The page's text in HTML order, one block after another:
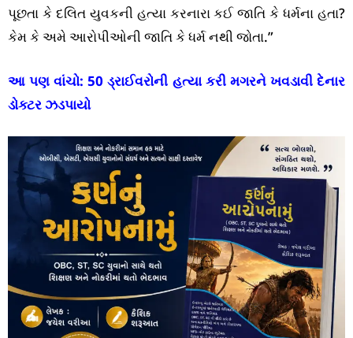
પૂછતા કે દલિત યુવકની હત્યા કરનારા કઈ જાતિ કે ધર્મના હતા?
કેમ કે અમે આરોપીઓની જાતિ કે ધર્મ નથી જોતા.”
આ પણ વાંચો:50 ડ્રાઈવરોની હત્યા કરી મગરને ખવડાવી દેનાર
ડોક્ટર ઝડપાયો